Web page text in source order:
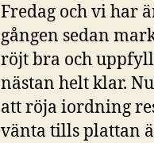
Fredag och vi har
gången sedan
röjt bra och
nästan helt klar.
att röja iordning
vänta tills plattan